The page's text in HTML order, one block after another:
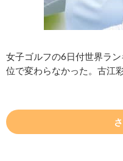
女子ゴルフの6日付世界ラ
位で変わらなかった。古江